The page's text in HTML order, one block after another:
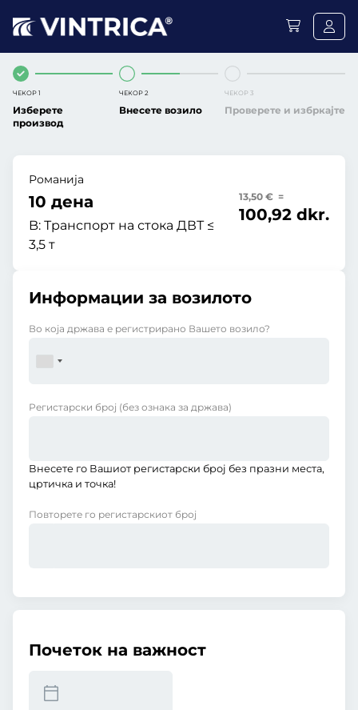
ЧЕКОР 1
Изберете
производ
ЧЕКОР 2
Внесете возило
ЧЕКОР 3
Проверете и избркајте
Романија
10 дена
B: Транспорт на стока ДВТ ≤
3,5 т
13,50 € =
100,92 dkr.
Информации за возилото
Во која држава е регистрирано Вашето возило?
Регистарски број (без ознака за држава)
Внесете го Вашиот регистарски број без празни места,
цртичка и точка!
Повторете го регистарскиот број
Почеток на важност